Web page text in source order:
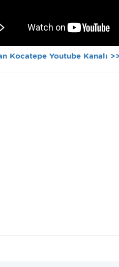
Kocatepe Youtube Kanalı